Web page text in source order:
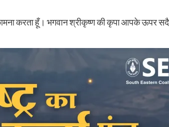
करता हूँ। भगवान श्रीकृष्ण की कृपा आपके ऊपर